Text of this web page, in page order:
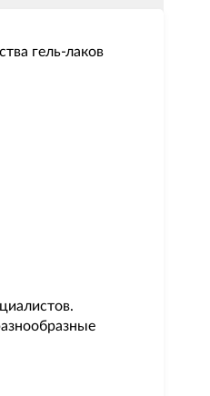
гель-лаков